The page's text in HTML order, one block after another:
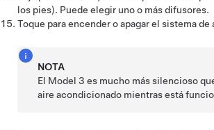
los pies). Puede elegir uno o más difusores.
Toque para encender o apagar el sistema
NOTA
El Model 3 es mucho más silencioso
aire acondicionado mientras está